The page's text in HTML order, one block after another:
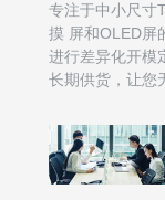
专注于中小尺寸
摸 屏和OLED屏
进行差异化开模
长期供货，让您